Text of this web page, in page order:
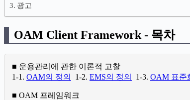
광고
OAM Client Framework - 목차
■ 운용관리에 관한 이론적 고찰
1-1. OAM의 정의 1-2. EMS의 정의 1-3. OAM 표준
■ OAM 프레임워크